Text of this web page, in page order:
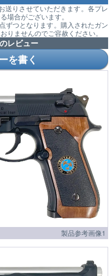
送りさせていただきます。各プレ
場合がございます。
ずつとなります。購入されたガン
りませんのでご容赦ください。
レビュー
を書く
製品参考画像1